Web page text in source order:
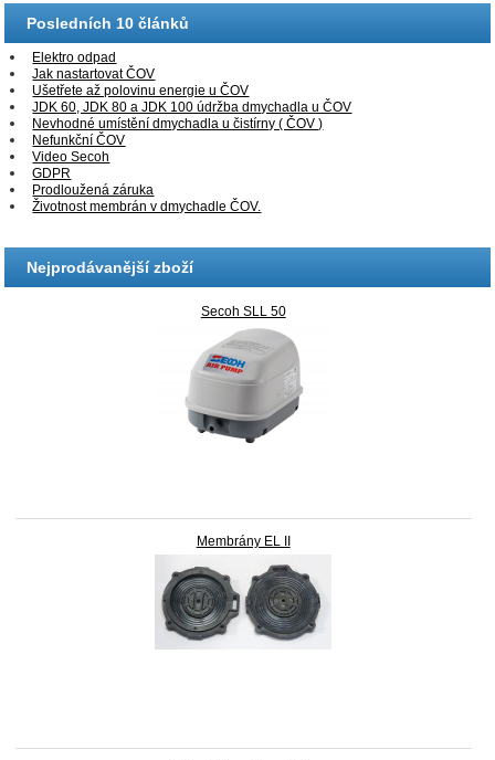
Posledních 10 článků
Elektro odpad
Jak nastartovat ČOV
Ušetřete až polovinu energie u ČOV
JDK 60, JDK 80 a JDK 100 údržba dmychadla u ČOV
Nevhodné umístění dmychadla u čistírny ( ČOV )
Nefunkční ČOV
Video Secoh
GDPR
Prodloužená záruka
Životnost membrán v dmychadle ČOV.
Nejprodávanější zboží
Secoh SLL 50
Membrány EL II